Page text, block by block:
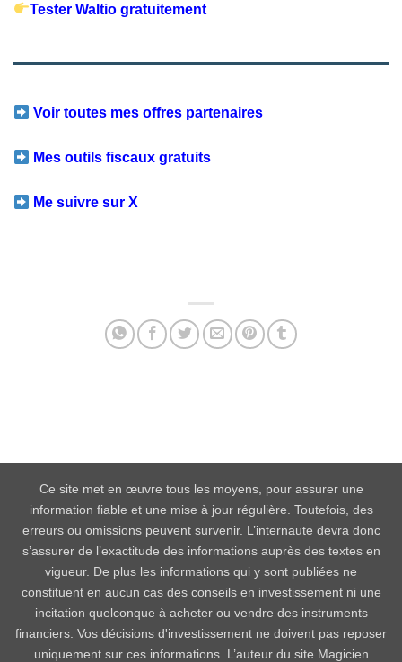
Tester Waltio gratuitement
Voir toutes mes offres partenaires
Mes outils fiscaux gratuits
Me suivre sur X
Ce site met en œuvre tous les moyens, pour assurer une
information fiable et une mise à jour régulière. Toutefois, des
erreurs ou omissions peuvent survenir. L’internaute devra donc
s’assurer de l’exactitude des informations auprès des textes en
vigueur. De plus les informations qui y sont publiées ne
constituent en aucun cas des conseils en investissement ni une
incitation quelconque à acheter ou vendre des instruments
financiers. Vos décisions d'investissement ne doivent pas reposer
uniquement sur ces informations. L’auteur du site Magicien